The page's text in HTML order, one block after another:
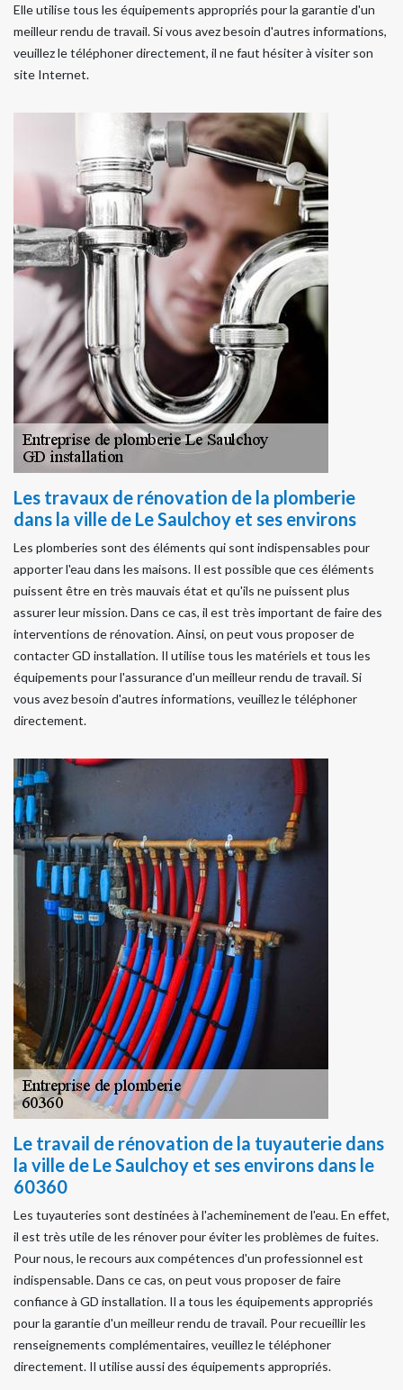
Elle utilise tous les équipements appropriés pour la garantie d'un
meilleur rendu de travail. Si vous avez besoin d'autres informations,
veuillez le téléphoner directement, il ne faut hésiter à visiter son
site Internet.
Les travaux de rénovation de la plomberie
dans la ville de Le Saulchoy et ses environs
Les plomberies sont des éléments qui sont indispensables pour
apporter l'eau dans les maisons. Il est possible que ces éléments
puissent être en très mauvais état et qu'ils ne puissent plus
assurer leur mission. Dans ce cas, il est très important de faire des
interventions de rénovation. Ainsi, on peut vous proposer de
contacter GD installation. Il utilise tous les matériels et tous les
équipements pour l'assurance d'un meilleur rendu de travail. Si
vous avez besoin d'autres informations, veuillez le téléphoner
directement.
Le travail de rénovation de la tuyauterie dans
la ville de Le Saulchoy et ses environs dans le
60360
Les tuyauteries sont destinées à l'acheminement de l'eau. En effet,
il est très utile de les rénover pour éviter les problèmes de fuites.
Pour nous, le recours aux compétences d'un professionnel est
indispensable. Dans ce cas, on peut vous proposer de faire
confiance à GD installation. Il a tous les équipements appropriés
pour la garantie d'un meilleur rendu de travail. Pour recueillir les
renseignements complémentaires, veuillez le téléphoner
directement. Il utilise aussi des équipements appropriés.